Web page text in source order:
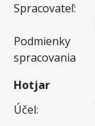
Spracovateľ:
Podmienky
spracovania
Hotjar
Účel: